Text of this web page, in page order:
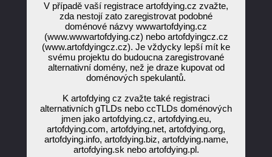
V případě vaší registrace artofdying.cz zvažte,
zda nestojí zato zaregistrovat podobné
doménové názvy wwwartofdying.cz
(www.wwwartofdying.cz) nebo artofdyingcz.cz
(www.artofdyingcz.cz). Je vždycky lepší mít ke
svému projektu do budoucna zaregistrované
alternativní domény, než je draze kupovat od
doménových spekulantů.
K artofdying cz zvažte také registraci
alternativních gTLDs nebo ccTLDs doménových
jmen jako artofdying.cz, artofdying.eu,
artofdying.com, artofdying.net, artofdying.org,
artofdying.info, artofdying.biz, artofdying.name,
artofdying.sk nebo artofdying.pl.